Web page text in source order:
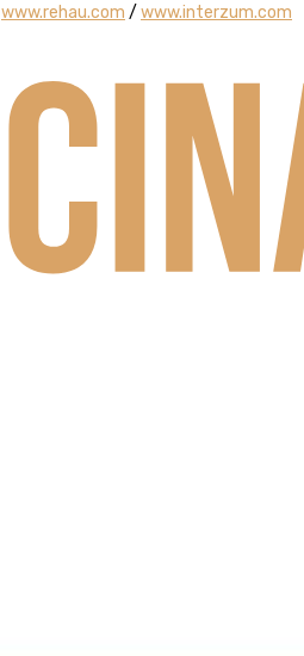
www.rehau.com / www.interzum.com